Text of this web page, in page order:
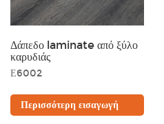
Δάπεδο laminate από ξύλο
καρυδιάς
Ε6002
Περισσότερη εισαγωγή